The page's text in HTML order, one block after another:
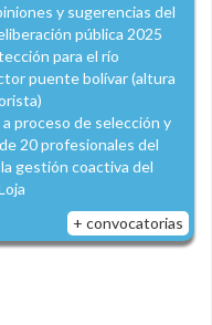
y sugerencias del
pública 2025
para el río
puente bolívar (altura
proceso de selección y
20 profesionales del
gestión coactiva del
+ convocatorias